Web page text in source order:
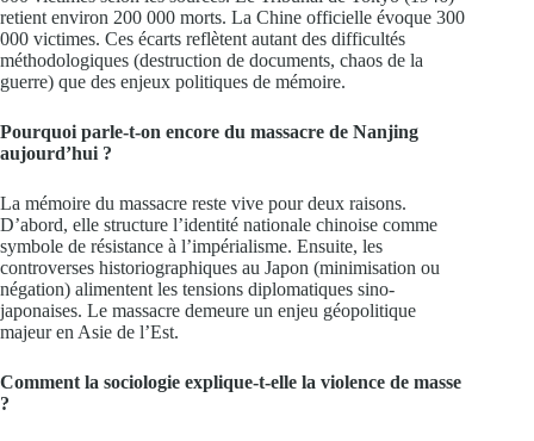
retient environ 200 000 morts. La Chine officielle évoque 300
000 victimes. Ces écarts reflètent autant des difficultés
méthodologiques (destruction de documents, chaos de la
guerre) que des enjeux politiques de mémoire.
Pourquoi parle-t-on encore du massacre de Nanjing
aujourd’hui ?
La mémoire du massacre reste vive pour deux raisons.
D’abord, elle structure l’identité nationale chinoise comme
symbole de résistance à l’impérialisme. Ensuite, les
controverses historiographiques au Japon (minimisation ou
négation) alimentent les tensions diplomatiques sino-
japonaises. Le massacre demeure un enjeu géopolitique
majeur en Asie de l’Est.
Comment la sociologie explique-t-elle la violence de masse
?